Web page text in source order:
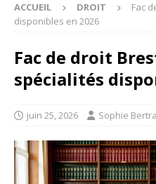
ACCUEIL DROIT
Fac
disponibles en 2026
Fac de droit
spécialités
juin 25, 2026 Sophie